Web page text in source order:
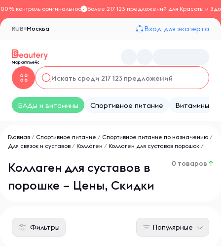
контроль оригинальностиБолее 217 123 предложений для Красоты и
Москва
RUB Вход для эксперта
БАДы и витамины Спортивное питание Витамины
Главная / Спортивное питание / Спортивное питание по назначению /
Для связок и суставов / Коллаген / Коллаген для суставов порошок /
Коллаген для суставов в
порошке – Цены, Скидки
0 товаров ↑
Фильтры Популярные